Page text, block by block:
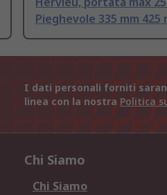
Pieghevole 335 mm 425
I dati personali forniti
linea con la nostra Politica
Chi Siamo
Chi Siamo